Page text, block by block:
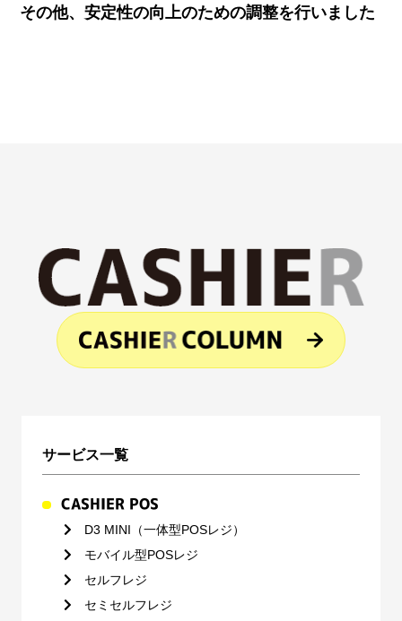
その他、安定性の向上のための調整を行いました
サービス一覧
CASHIER POS
D3 MINI（一体型POSレジ）
モバイル型POSレジ
セルフレジ
セミセルフレジ